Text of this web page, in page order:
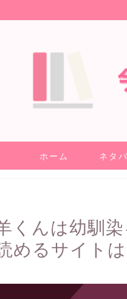
ホーム ネタ
くんは幼馴
めるサイト